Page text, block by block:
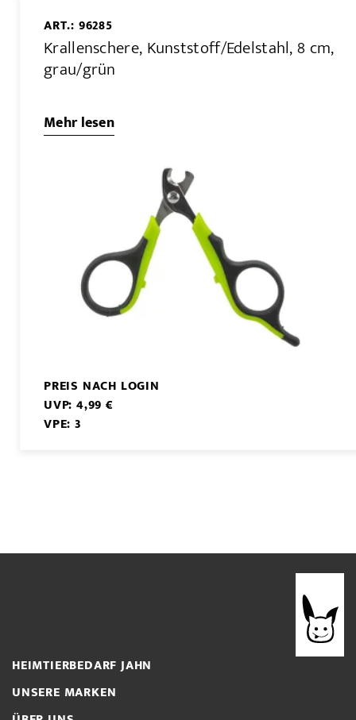
ART.: 96285
Krallenschere, Kunststoff/Edelstahl, 8 cm,
grau/grün
Mehr lesen
PREIS NACH LOGIN
UVP: 4,99 €
VPE: 3
HEIMTIERBEDARF JAHN
UNSERE MARKEN